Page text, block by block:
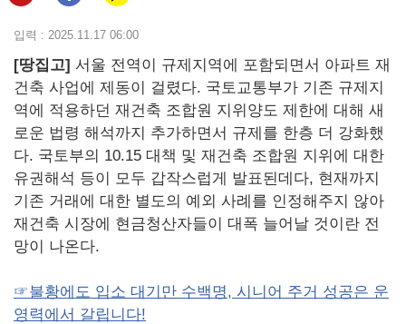
입력 : 2025.11.17 06:00
[땅집고] 서울 전역이 규제지역에 포함되면서 아파트 재
건축 사업에 제동이 걸렸다. 국토교통부가 기존 규제지
역에 적용하던 재건축 조합원 지위양도 제한에 대해 새
로운 법령 해석까지 추가하면서 규제를 한층 더 강화했
다. 국토부의 10.15 대책 및 재건축 조합원 지위에 대한
유권해석 등이 모두 갑작스럽게 발표된데다, 현재까지
기존 거래에 대한 별도의 예외 사례를 인정해주지 않아
재건축 시장에 현금청산자들이 대폭 늘어날 것이란 전
망이 나온다.
☞불황에도 입소 대기만 수백명, 시니어 주거 성공은 운
영력에서 갈립니다!